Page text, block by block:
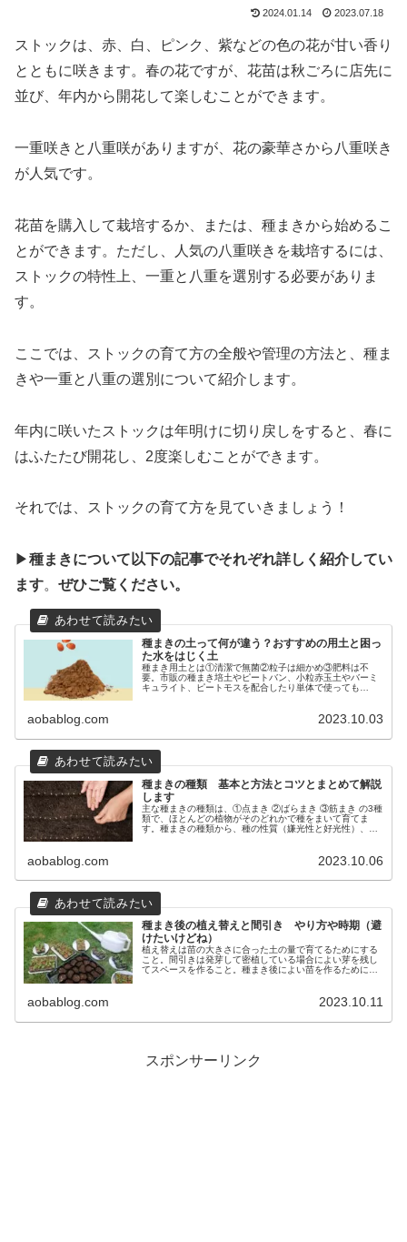
2024.01.14 2023.07.18
ストックは、赤、白、ピンク、紫などの色の花が甘い香り
とともに咲きます。春の花ですが、花苗は秋ごろに店先に
並び、年内から開花して楽しむことができます。
一重咲きと八重咲がありますが、花の豪華さから八重咲き
が人気です。
花苗を購入して栽培するか、または、種まきから始めるこ
とができます。ただし、人気の八重咲きを栽培するには、
ストックの特性上、一重と八重を選別する必要がありま
す。
ここでは、ストックの育て方の全般や管理の方法と、種ま
きや一重と八重の選別について紹介します。
年内に咲いたストックは年明けに切り戻しをすると、春に
はふたたび開花し、2度楽しむことができます。
それでは、ストックの育て方を見ていきましょう！
▶種まきについて以下の記事でそれぞれ詳しく紹介してい
ます。 ぜひご覧ください。
種まきの土って何が違う？おすすめの用土と困っ
た水をはじく土
種まき用土とは①清潔で無菌②粒子は細かめ③肥料は不
要。市販の種まき培土やピートバン、小粒赤玉土やバーミ
キュライト、ピートモスを配合したり単体で使っても
aobablog.com 2023.10.03
種まきの種類 基本と方法とコツとまとめて解説
します
主な種まきの種類は、①点まき ②ばらまき ③筋まき の3種
類で、ほとんどの植物がそのどれかで種をまいて育てま
す。種まきの種類から、種の性質（嫌光性と好光性）、根
aobablog.com 2023.10.06
種まき後の植え替えと間引き やり方や時期（避
けたいけどね）
植え替えは苗の大きさに合った土の量で育てるためにする
こと。間引きは発芽して密植している場合によい芽を残し
てスペースを作ること。種まき後によい苗を作るためにし
aobablog.com 2023.10.11
スポンサーリンク